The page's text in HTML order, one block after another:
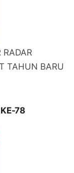
RADAR
TAHUN BARU
78